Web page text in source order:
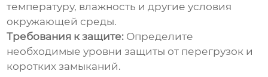
температуру, влажность и другие условия
окружающей среды.
Требования к защите: Определите
необходимые уровни защиты от перегрузок и
коротких замыканий.